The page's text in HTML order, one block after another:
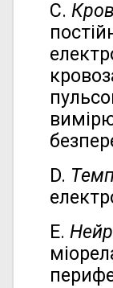
С.
D.
Е.